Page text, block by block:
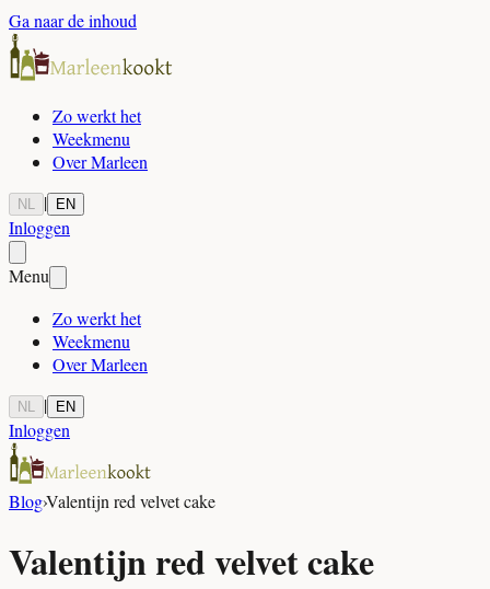
Ga naar de inhoud
Zo werkt het
Weekmenu
Over Marleen
NL | EN
Inloggen
Menu
Zo werkt het
Weekmenu
Over Marleen
NL | EN
Inloggen
Blog›Valentijn red velvet cake
Valentijn red velvet cake